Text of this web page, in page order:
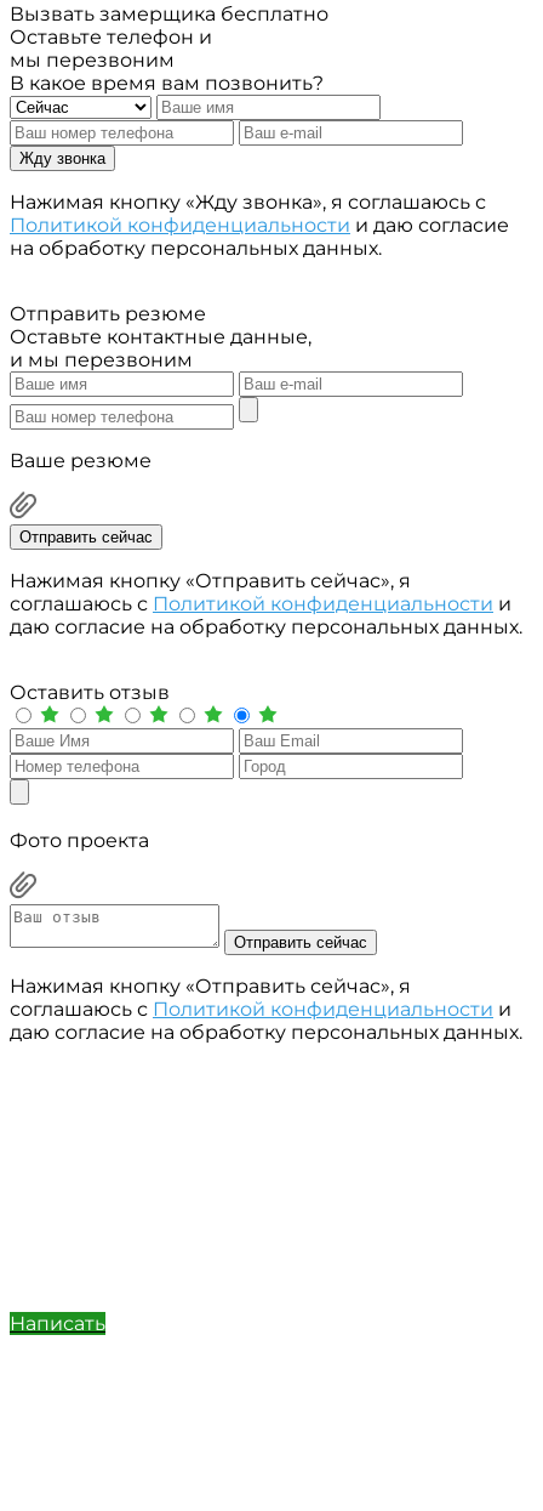
Вызвать замерщика бесплатно
Оставьте телефон и
мы перезвоним
В какое время вам позвонить?
Жду звонка
Нажимая кнопку «Жду звонка», я соглашаюсь с
Политикой конфиденциальности и даю согласие
на обработку персональных данных.
Отправить резюме
Оставьте контактные данные,
и мы перезвоним
Ваше резюме
Отправить сейчас
Нажимая кнопку «Отправить сейчас», я
соглашаюсь с Политикой конфиденциальности и
даю согласие на обработку персональных данных.
Оставить отзыв
Фото проекта
Отправить сейчас
Нажимая кнопку «Отправить сейчас», я
соглашаюсь с Политикой конфиденциальности и
даю согласие на обработку персональных данных.
Написать